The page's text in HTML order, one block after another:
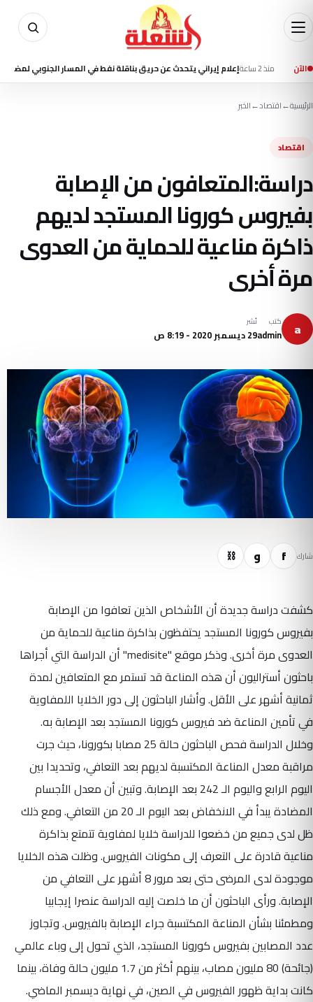
الآن
منذ 2 ساعة إعلام إيراني يتحدث عن حريق بناقلة نفط في المسار الجنوبي لمضيق هرمز
الرئيسية←اقتصاد←الخبر
اقتصاد
دراسة:المتعافون من الإصابة
بفيروس كورونا المستجد لديهم
ذاكرة مناعية للحماية من العدوى
مرة أخرى
a كتب
admin
نُشر
29 ديسمبر 2020 - 8:19 ص
شارك f و ⛓
كشفت دراسة جديدة أن الأشخاص الذين تعافوا من الإصابة
بفيروس كورونا المستجد يحتفظون بذاكرة مناعية للحماية من
العدوى مرة أخرى. وذكر موقع "medisite" أن الدراسة التي أجراها
باحثون أستراليون أن هذه المناعة قد تستمر مع المتعافين لمدة
ثمانية أشهر على الأقل. وأشار الباحثون إلى دور الخلايا اللمفاوية
في تأمين المناعة ضد فيروس كورونا المستجد بعد الإصابة به.
وخلال الدراسة فحص الباحثون حالة 25 مصابا بكورونا، حيث جرت
مراقبة معدل المناعة المكتسبة لديهم بعد التعافي، وتحديدا بين
اليوم الرابع واليوم الـ 242 بعد الإصابة. وتبين أن معدل الأجسام
المضادة يبدأ في الانخفاض بعد اليوم الـ 20 من التعافي. ومع ذلك
ظل لدى جميع من خضعوا للدراسة خلايا لمفاوية تتمتع بذاكرة
مناعية قادرة على التعرف إلى مكونات الفيروس. وظلت هذه الخلايا
موجودة لدى المرضى حتى بعد مرور 8 أشهر على التعافي من
الإصابة. ورأى الباحثون أن ما خلصت إليه الدراسة عنصرا إيجابيا
ومطمئنا بشأن المناعة المكتسبة جراء الإصابة بالفيروس. وتجاوز
عدد المصابين بفيروس كورونا المستجد، الذي تحول إلى وباء عالمي
(جائحة) 80 مليون مصاب، بينهم أكثر من 1.7 مليون حالة وفاة، بينما
كانت بداية ظهور الفيروس في الصين، في نهاية ديسمبر الماضي.